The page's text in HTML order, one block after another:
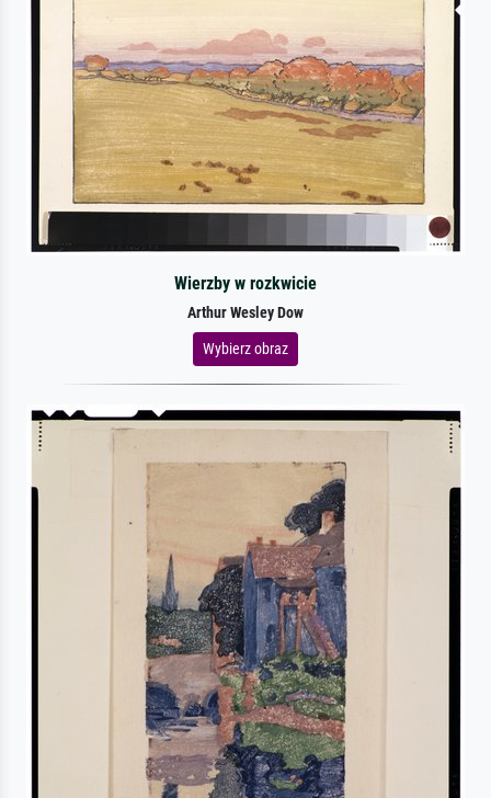
Wierzby w rozkwicie
Arthur Wesley Dow
Wybierz obraz